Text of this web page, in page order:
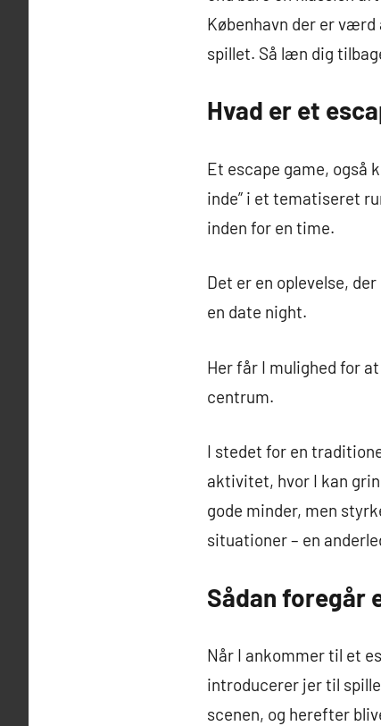
København der er værd
spillet. Så læn dig
Hvad er et
Et escape game, også
inde” i et tematiseret
inden for en time.
Det er en oplevelse,
en date night.
Her får I mulighed for
centrum.
I stedet for en
aktivitet, hvor I kan
gode minder, men
situationer – en
Sådan foregår
Når I ankommer til et
introducerer jer til
scenen, og herefter